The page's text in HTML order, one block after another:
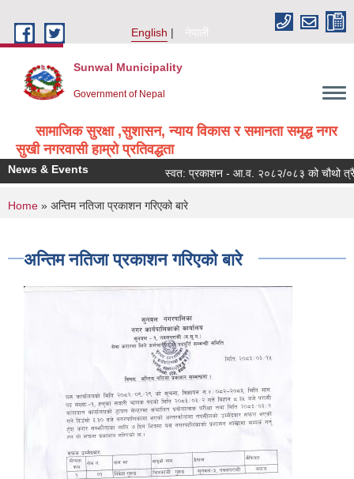
English
नेपाली
Sunwal Municipality
Government of Nepal
सामाजिक सुरक्षा ,सुशासन, न्याय विकास र समानता समृद्ध नगर
सुखी नगरवासी हाम्रो प्रतिवद्धता
News & Events स्वत: प्रकाशन - आ.व. २०८२/०८३ को चौथो
You are here
Home » अन्तिम नतिजा प्रकाशन गरिएको बारे
अन्तिम नतिजा प्रकाशन गरिएको बारे